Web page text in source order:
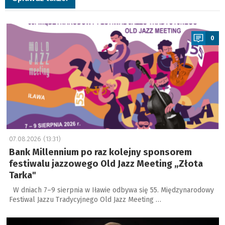
a
0
07.08.2026 (13:31)
Bank Millennium po raz kolejny sponsorem
festiwalu jazzowego Old Jazz Meeting „Złota
Tarka"
W dniach 7–9 sierpnia w Iławie odbywa się 55. Międzynarodowy
Festiwal Jazzu Tradycyjnego Old Jazz Meeting …
a